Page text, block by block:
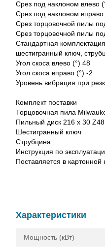
Срез под наклоном влево
Срез под наклоном вправо
Срез торцовочной пилы
Срез торцовочной пилы
Стандартная
шестигранный ключ,
Угол скоса влево (°) 48
Угол скоса вправо (°) -2
Уровень вибрация при
Комплект поставки
Торцовочная пила
Пильный диск 216 х 30 Z48
Шестигранный ключ
Струбцина
Инструкция по
Поставляется в картонной
Характеристики
Мощность (кВт)